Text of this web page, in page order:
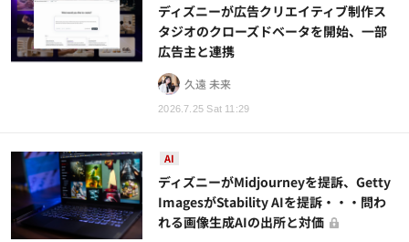
2026.7.25 Sat 11:29
ディズニーが広告クリエイティブ制作ス
タジオのクローズドベータを開始、一部
広告主と連携
久遠 未来
AI
ディズニーがMidjourneyを提訴、Getty
ImagesがStability AIを提訴・・・問わ
れる画像生成AIの出所と対価